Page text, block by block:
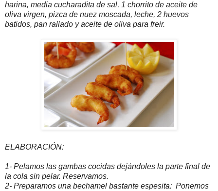
harina, media cucharadita de sal, 1 chorrito de aceite de
oliva virgen, pizca de nuez moscada, leche, 2 huevos
batidos, pan rallado y aceite de oliva para freir.
ELABORACIÓN:
1- Pelamos las gambas cocidas dejándoles la parte final de
la cola sin pelar. Reservamos.
2- Preparamos una bechamel bastante espesita: Ponemos